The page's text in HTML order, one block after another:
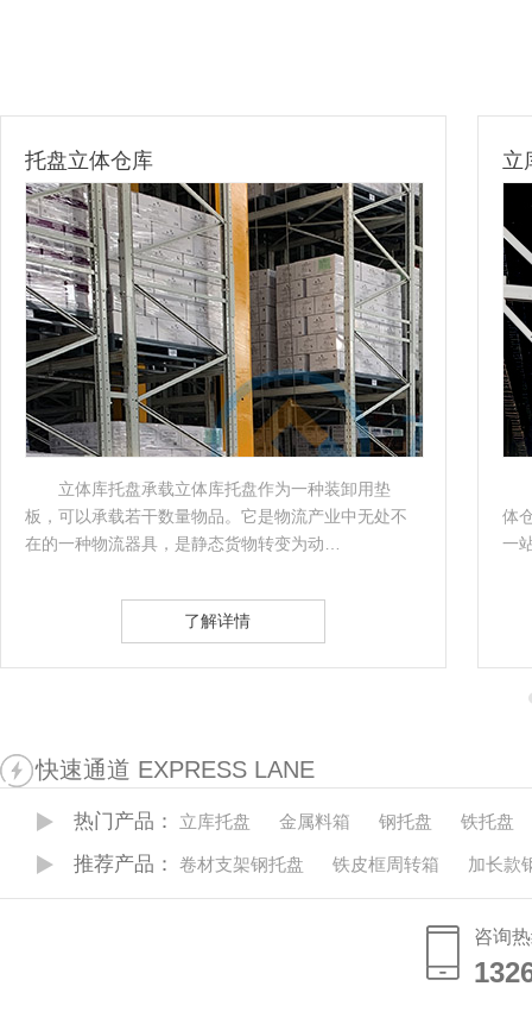
托盘立体仓库
立体库托盘承载立体库托盘作为一种装卸用垫
板，可以承载若干数量物品。它是物流产业中无处不
在的一种物流器具，是静态货物转变为动…
了解详情
立
体
一
快速通道 EXPRESS LANE
热门产品： 立库托盘 金属料箱 钢托盘 铁托盘
推荐产品： 卷材支架钢托盘 铁皮框周转箱 加长款
咨询